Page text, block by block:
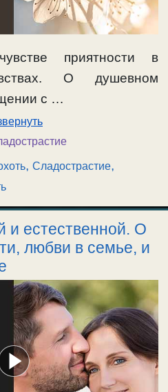
приятности в
О душевном
с …
,Сладострастие,
и естественной. О
любви в семье, и